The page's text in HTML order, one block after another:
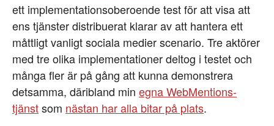
ett implementationsoberoende test för att visa att
ens tjänster distribuerat klarar av att hantera ett
måttligt vanligt sociala medier scenario. Tre aktörer
med tre olika implementationer deltog i testet och
många fler är på gång att kunna demonstrera
detsamma, däribland min egna WebMentions-
tjänstsom nästan har alla bitar på plats.